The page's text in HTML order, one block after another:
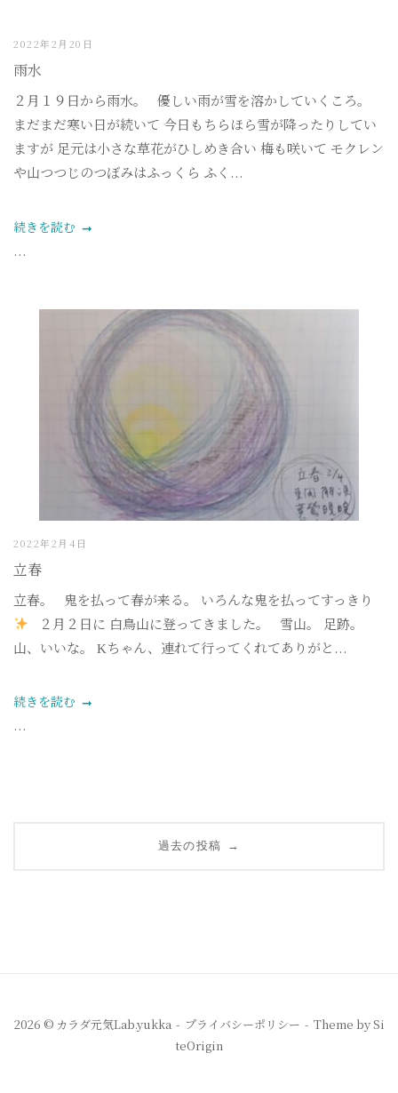
2022年2月20日
雨水
２月１９日から雨水。 優しい雨が雪を溶かしていくころ。
まだまだ寒い日が続いて 今日もちらほら雪が降ったりしてい
ますが 足元は小さな草花がひしめき合い 梅も咲いて モクレン
や山つつじのつぼみはふっくら ふく...
続きを読む
...
2022年2月4日
立春
立春。 鬼を払って春が来る。 いろんな鬼を払ってすっきり
２月２日に 白鳥山に登ってきました。 雪山。 足跡。
山、いいな。 Kちゃん、連れて行ってくれてありがと...
続きを読む
...
ー
過去の投稿 →
2026 © カラダ元気Lab.yukka プライバシーポリシー Theme bySi
teOrigin